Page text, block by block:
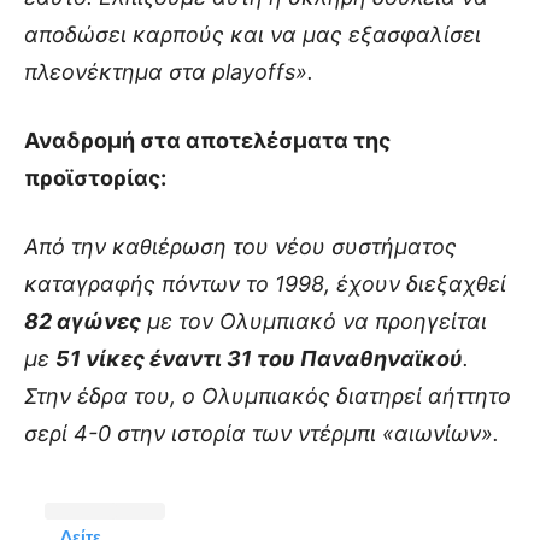
αποδώσει καρπούς και να μας εξασφαλίσει
πλεονέκτημα στα playoffs».
Αναδρομή στα αποτελέσματα της
προϊστορίας:
Από την καθιέρωση του νέου συστήματος
καταγραφής πόντων το 1998, έχουν διεξαχθεί
82 αγώνες με τον Ολυμπιακό να προηγείται
με 51 νίκες έναντι 31 του Παναθηναϊκού.
Στην έδρα του, ο Ολυμπιακός διατηρεί αήττητο
σερί 4-0 στην ιστορία των ντέρμπι «αιωνίων».